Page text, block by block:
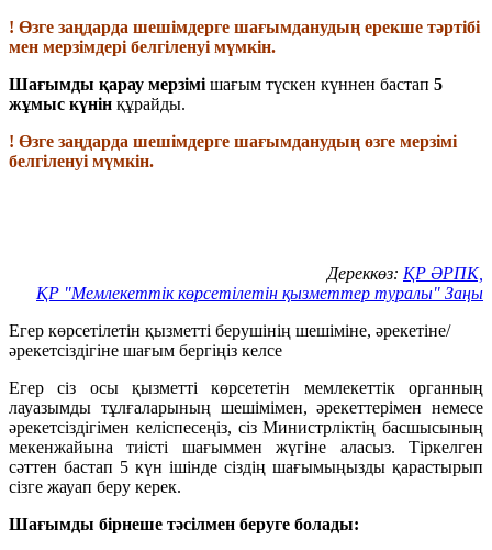
! Өзге заңдарда шешімдерге шағымданудың ерекше тәртібі
мен мерзімдері белгіленуі мүмкін.
Шағымды қарау мерзімі шағым түскен күннен бастап 5
жұмыс күнін құрайды.
! Өзге заңдарда шешімдерге шағымданудың өзге мерзімі
белгіленуі мүмкін.
Дереккөз: ҚР ӘРПК,
ҚР "Мемлекеттік көрсетілетін қызметтер туралы" Заңы
Егер көрсетілетін қызметті берушінің шешіміне, әрекетіне/
әрекетсіздігіне шағым бергіңіз келсе
Егер сіз осы қызметті көрсететін мемлекеттік органның
лауазымды тұлғаларының шешімімен, әрекеттерімен немесе
әрекетсіздігімен келіспесеңіз, сіз Министрліктің басшысының
мекенжайына тиісті шағыммен жүгіне аласыз. Тіркелген
сәттен бастап 5 күн ішінде сіздің шағымыңызды қарастырып
сізге жауап беру керек.
Шағымды бірнеше тәсілмен беруге болады: